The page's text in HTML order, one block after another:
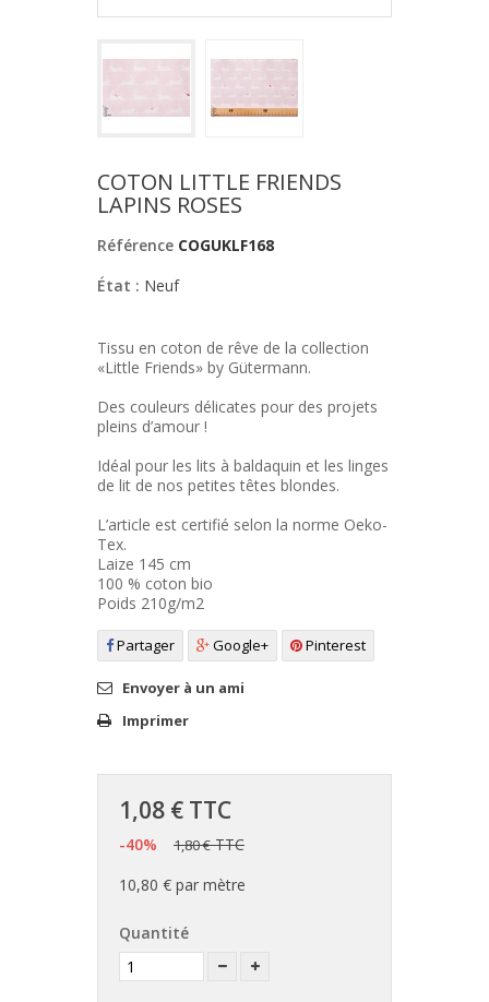
COTON LITTLE FRIENDS
LAPINS ROSES
Référence COGUKLF168
État : Neuf
Tissu en coton de rêve de la collection
«Little Friends» by Gütermann.
Des couleurs délicates pour des projets
pleins d’amour !
Idéal pour les lits à baldaquin et les linges
de lit de nos petites têtes blondes.
L’article est certifié selon la norme Oeko-
Tex.
Laize 145 cm
100 % coton bio
Poids 210g/m2
Partager Google+ Pinterest
Envoyer à un ami
Imprimer
1,08 € TTC
-40% 1,80 €TTC
10,80 € par mètre
Quantité